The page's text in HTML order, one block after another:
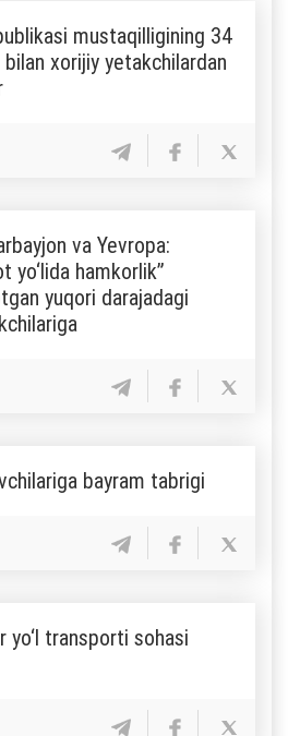
mustaqilligining 34
xorijiy yetakchilardan
va Yevropa:
yo‘lida hamkorlik”
yuqori darajadagi
bayram tabrigi
yo‘l transporti sohasi